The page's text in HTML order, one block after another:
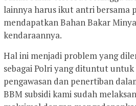
lainnya harus ikut antri bersama
mendapatkan Bahan Bakar
kendaraannya.
Hal ini menjadi problem yang
sebagai Polri yang dituntut untuk
pengawasan dan penertiban
BBM subsidi kami sudah